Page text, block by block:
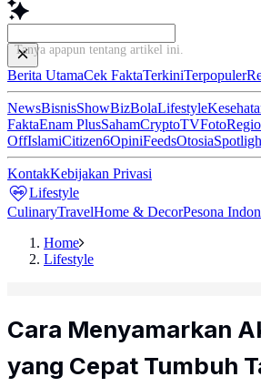
Tanya apapun tentang artikel
Berita UtamaCek FaktaTerkiniTerpopuler
NewsBisnisShowBizBolaLifestyle
FaktaEnam PlusSahamCryptoTVFoto
OffIslamiCitizen6OpiniFeedsOtosia
KontakKebijakan Privasi
Lifestyle
CulinaryTravelHome & DecorPesona
Home
Lifestyle
Cara Menyamarkan
yang Cepat Tumbuh